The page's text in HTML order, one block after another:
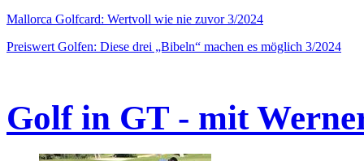
Mallorca Golfcard: Wertvoll wie nie zuvor 3/2024
Preiswert Golfen: Diese drei „Bibeln“ machen es möglich 3/2024
Golf in GT - mit